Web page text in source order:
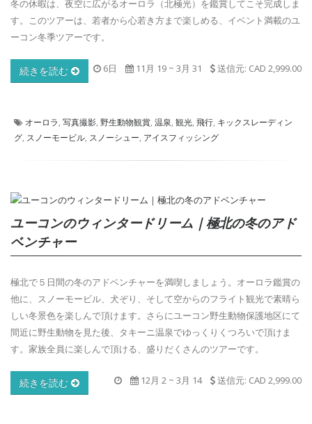
冬の休暇は、夜空に広がるオーロラ（北極光）を鑑賞してこそ完成しま
す。このツアーは、若者から心若き方まで楽しめる、イベント満載のユ
ーコン冬季ツアーです。
6日 11月 19 ~ 3月 31 送信元: CAD 2,999.00
続きを読む
オーロラ 写真撮影 野生動物観賞 温泉 観光 飛行 キックスレーディン
グ スノーモービル スノーシュー アイスフィッシング
ユーコンのウィンタードリーム｜極北の冬のアド
ベンチャー
極北で５日間の冬のアドベンチャーを満喫しましょう。オーロラ鑑賞の
他に、スノーモービル、犬ぞり、そして空からのフライト観光で素晴ら
しい冬景色を楽しんで頂けます。さらにユーコン野生動物保護地区にて
間近に野生動物を見た後、タキーニ温泉でゆっくりくつろいで頂けま
す。家族全員に楽しんで頂ける、盛りだくさんのツアーです。
12月 2 ~ 3月 14 送信元: CAD 2,999.00
続きを読む